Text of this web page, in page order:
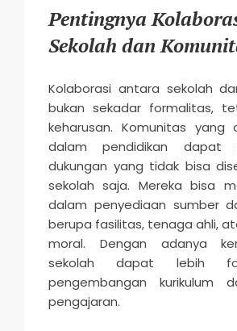
Pentingnya
Sekolah dan
Kolaborasi antara sekolah
bukan sekadar formalitas,
keharusan. Komunitas yang
dalam pendidikan dapat
dukungan yang tidak bisa
sekolah saja. Mereka bisa
dalam penyediaan sumber
berupa fasilitas, tenaga ahli,
moral. Dengan adanya
sekolah dapat lebih
pengembangan kurikulum
pengajaran.